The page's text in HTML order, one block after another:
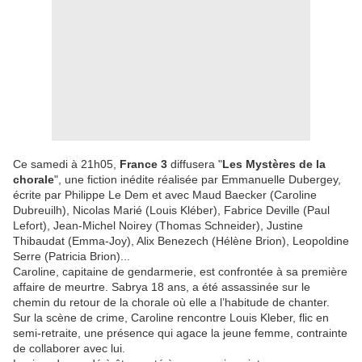
Ce samedi à 21h05, France 3 diffusera "Les Mystères de la
chorale", une fiction inédite réalisée par Emmanuelle Dubergey,
écrite par Philippe Le Dem et avec Maud Baecker (Caroline
Dubreuilh), Nicolas Marié (Louis Kléber), Fabrice Deville (Paul
Lefort), Jean-Michel Noirey (Thomas Schneider), Justine
Thibaudat (Emma-Joy), Alix Benezech (Hélène Brion), Leopoldine
Serre (Patricia Brion)...
Caroline, capitaine de gendarmerie, est confrontée à sa première
affaire de meurtre. Sabrya 18 ans, a été assassinée sur le
chemin du retour de la chorale où elle a l’habitude de chanter.
Sur la scène de crime, Caroline rencontre Louis Kleber, flic en
semi-retraite, une présence qui agace la jeune femme, contrainte
de collaborer avec lui.